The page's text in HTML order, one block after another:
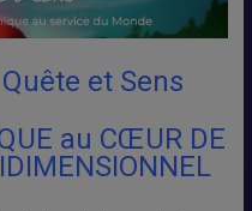
et Sens
au CŒUR DE